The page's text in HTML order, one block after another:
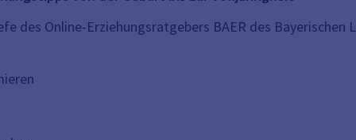
des Online-Erziehungsratgebers BAER des